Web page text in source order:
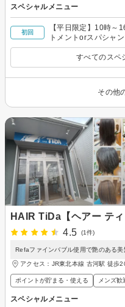
スペシャルメニュー
初回
【平日限定】10時～
トメントorスパシャ
すべてのスペ
その他
HAIR TiDa【ヘアー ティ
4.5
(1件)
Refaファインバブル使用で艶のある
アクセス：JR東北本線 古河駅 徒歩
ポイントが貯まる・使える メンズ歓
スペシャルメニュー